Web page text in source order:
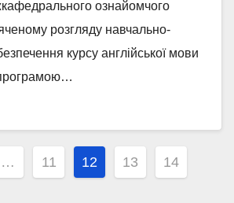
ознайомчого
розгляду навчально-
курсу англійської мови
… 11 12 13 14